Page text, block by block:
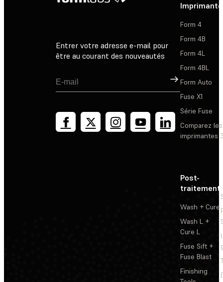
Entrer votre adresse e-mail pour
être au courant des nouveautés
Inscription
Form 4
Form 4B
Form 4L
Form 4BL
Form Auto
Fuse X1
Série Fuse
Comparez les
imprimantes
Post-
traitement
Wash + Cure
Wash L +
Cure L
Fuse Sift +
Fuse Blast
Finishing